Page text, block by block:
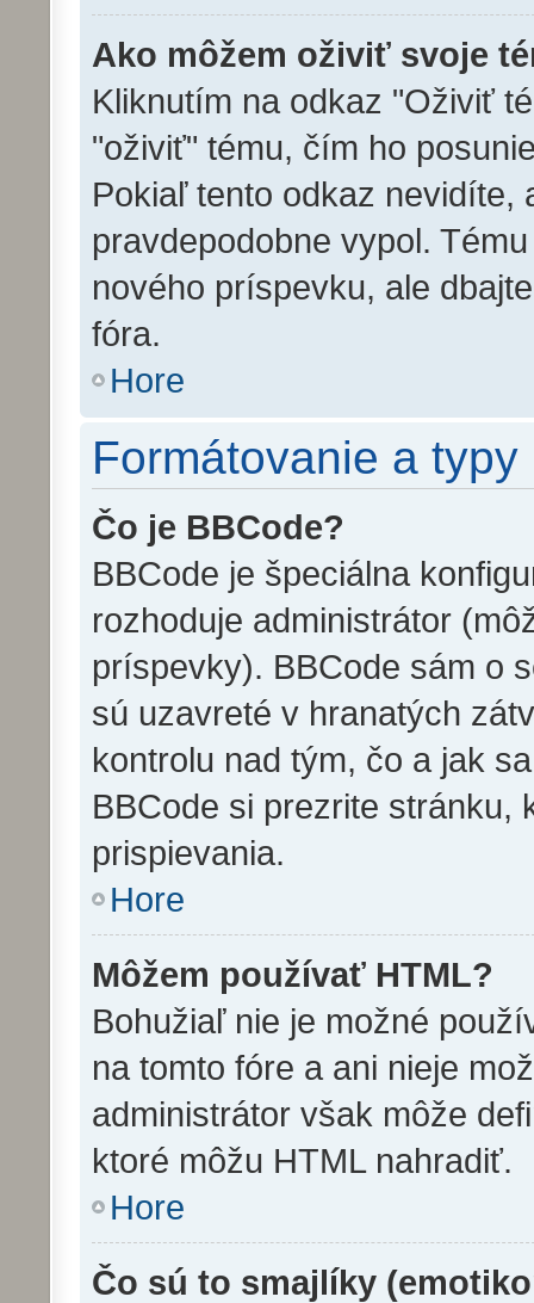
Ako môžem oživiť svoje
Kliknutím na odkaz "Oživiť
"oživiť" tému, čím ho
Pokiaľ tento odkaz nevidíte,
pravdepodobne vypol.
nového príspevku, ale
fóra.
Hore
Formátovanie a
Čo je BBCode?
BBCode je špeciálna
rozhoduje administrátor
príspevky). BBCode sám o
sú uzavreté v hranatých
kontrolu nad tým, čo a jak
BBCode si prezrite stránku,
prispievania.
Hore
Môžem používať HTML?
Bohužiaľ nie je možné
na tomto fóre a ani nieje
administrátor však môže
ktoré môžu HTML nahradiť.
Hore
Čo sú to smajlíky